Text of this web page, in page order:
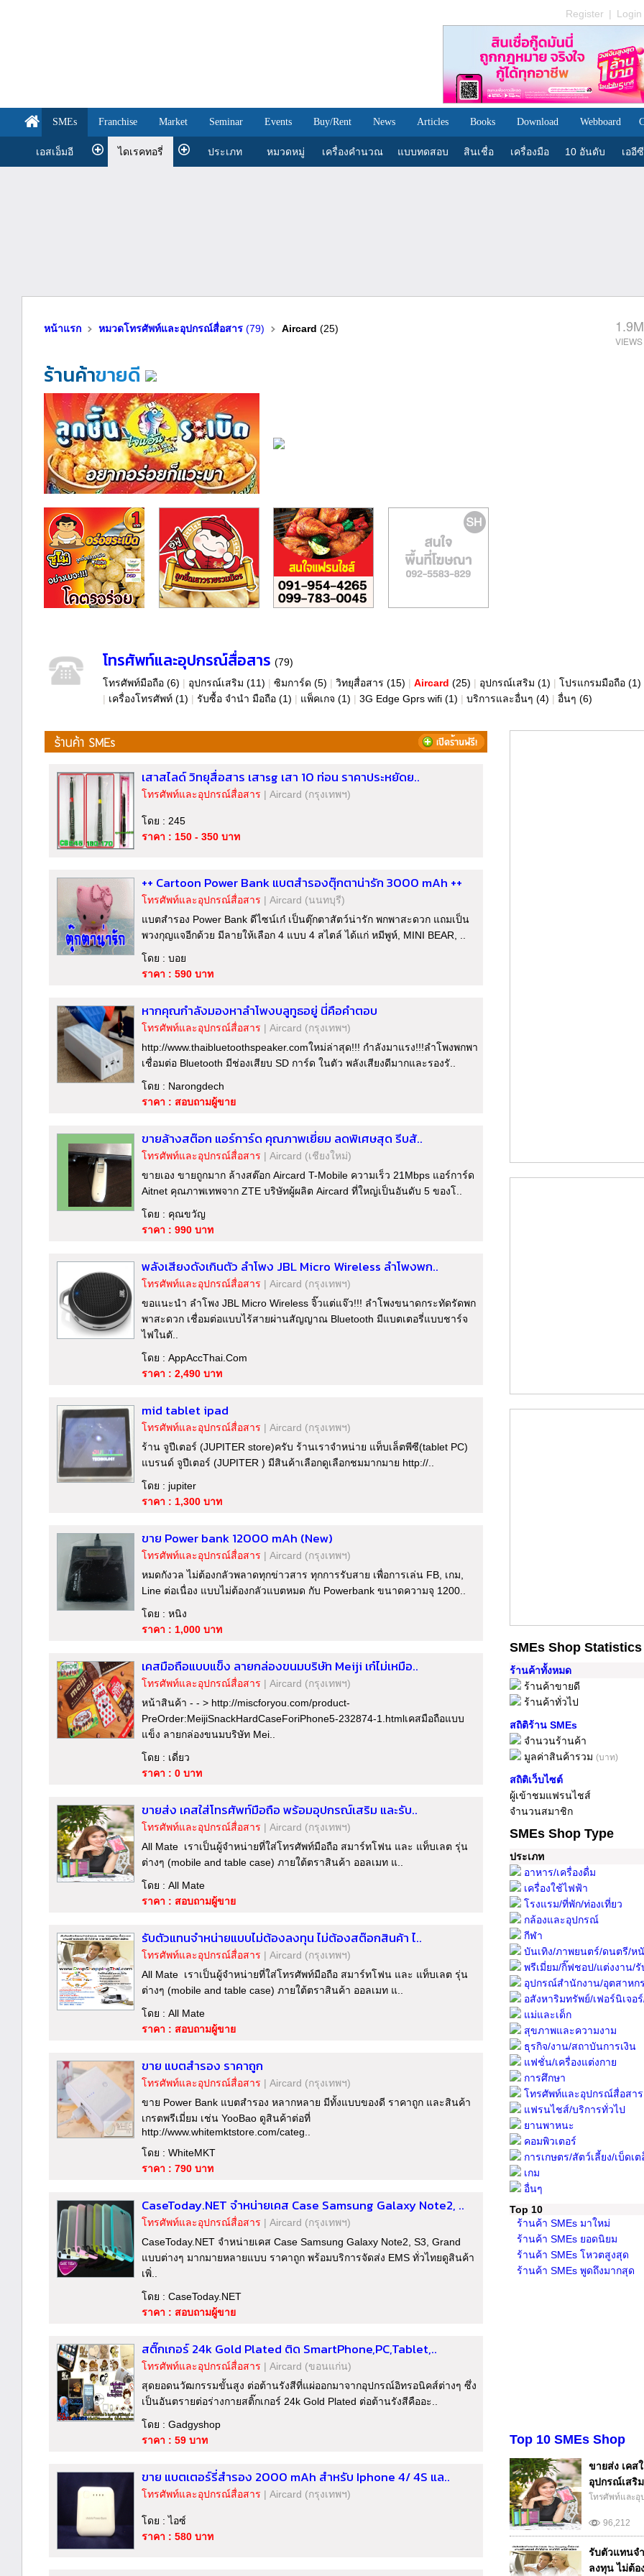
Register | Login
SMEs Franchise Market Seminar Events Buy/Rent News Articles Books Download Webboard
เอสเอ็มอี ไดเรคทอรี่ ประเภท หมวดหมู่ เครื่องคำนวณ แบบทดสอบ สินเชื่อ เครื่องมือ 10 อันดับ เออีซี
หน้าแรก หมวดโทรศัพท์และอุปกรณ์สื่อสาร (79) Aircard (25) 1.9M
ร้านค้าขายดี
โทรศัพท์และอุปกรณ์สื่อสาร (79)
โทรศัพท์มือถือ (6) | อุปกรณ์เสริม (11) | ซิมการ์ด (5) | วิทยุสื่อสาร (15) | Aircard (25) | อุปกรณ์เสริม (1) | โปรแกรมมือถือ (1)
| เครื่องโทรศัพท์ (1) | รับซื้อ จำนำ มือถือ (1) | แพ็คเกจ (1) | 3G Edge Gprs wifi (1) | บริการและอื่นๆ (4) | อื่นๆ (6)
เสาสไลด์ วิทยุสื่อสาร เสาsg เสา 10 ท่อน ราคาประหยัดย..
โทรศัพท์และอุปกรณ์สื่อสาร | Aircard (กรุงเทพฯ)
โดย : 245
ราคา : 150 - 350 บาท
++ Cartoon Power Bank แบตสำรองตุ๊กตาน่ารัก 3000 mAh ++
โทรศัพท์และอุปกรณ์สื่อสาร | Aircard (นนทบุรี)
แบตสำรอง Power Bank ดีไซน์เก๋ เป็นตุ๊กตาสัตว์น่ารัก พกพาสะดวก แถมเป็น
พวงกุญแจอีกด้วย มีลายให้เลือก 4 แบบ 4 สไตล์ ได้แก่ หมีพูห์, MINI BEAR, ..
โดย : บอย
ราคา : 590 บาท
หากคุณกำลังมองหาลำโพงบลูทูธอยู่ นี่คือคำตอบ
โทรศัพท์และอุปกรณ์สื่อสาร | Aircard (กรุงเทพฯ)
http://www.thaibluetoothspeaker.comใหม่ล่าสุด!!! กำลังมาแรง!!!ลำโพงพกพา
เชื่อมต่อ Bluetooth มีช่องเสียบ SD การ์ด ในตัว พลังเสียงดีมากและรองรั..
โดย : Narongdech
ราคา : สอบถามผู้ขาย
ขายล้างสต๊อก แอร์การ์ด คุณภาพเยี่ยม ลดพิเศษสุด รีบสั..
โทรศัพท์และอุปกรณ์สื่อสาร | Aircard (เชียงใหม่)
ขายเอง ขายถูกมาก ล้างสต๊อก Aircard T-Mobile ความเร็ว 21Mbps แอร์การ์ด
Aitnet คุณภาพเทพจาก ZTE บริษัทผู้ผลิต Aircard ที่ใหญ่เป็นอันดับ 5 ของโ..
โดย : คุณขวัญ
ราคา : 990 บาท
พลังเสียงดังเกินตัว ลำโพง JBL Micro Wireless ลำโพงพก..
โทรศัพท์และอุปกรณ์สื่อสาร | Aircard (กรุงเทพฯ)
ขอแนะนำ ลำโพง JBL Micro Wireless จิ๊วแต่แจ๊ว!!! ลำโพงขนาดกระทัดรัดพก
พาสะดวก เชื่อมต่อแบบไร้สายผ่านสัญญาณ Bluetooth มีแบตเตอรี่แบบชาร์จ
ไฟในตั..
โดย : AppAccThai.Com
ราคา : 2,490 บาท
mid tablet ipad
โทรศัพท์และอุปกรณ์สื่อสาร | Aircard (กรุงเทพฯ)
ร้าน จูปีเตอร์ (JUPITER store)ครับ ร้านเราจำหน่าย แท็บเล็ตพีซี(tablet PC)
แบรนด์ จูปีเตอร์ (JUPITER ) มีสินค้าเลือกดูเลือกชมมากมาย http://..
โดย : jupiter
ราคา : 1,300 บาท
ขาย Power bank 12000 mAh (New)
โทรศัพท์และอุปกรณ์สื่อสาร | Aircard (กรุงเทพฯ)
หมดกังวล ไม่ต้องกลัวพลาดทุกข่าวสาร ทุกการรับสาย เพื่อการเล่น FB, เกม,
Line ต่อเนื่อง แบบไม่ต้องกลัวแบตหมด กับ Powerbank ขนาดความจุ 1200..
โดย : หนิง
ราคา : 1,000 บาท
เคสมือถือแบบแข็ง ลายกล่องขนมบริษัท Meiji เก๋ไม่เหมือ..
โทรศัพท์และอุปกรณ์สื่อสาร | Aircard (กรุงเทพฯ)
หน้าสินค้า - - > http://miscforyou.com/product-
PreOrder:MeijiSnackHardCaseForiPhone5-232874-1.htmlเคสมือถือแบบ
แข็ง ลายกล่องขนมบริษัท Mei..
โดย : เดี่ยว
ราคา : 0 บาท
ขายส่ง เคสใส่โทรศัพท์มือถือ พร้อมอุปกรณ์เสริม และรับ..
โทรศัพท์และอุปกรณ์สื่อสาร | Aircard (กรุงเทพฯ)
All Mate เราเป็นผู้จำหน่ายที่ใส่โทรศัพท์มือถือ สมาร์ทโฟน และ แท็บเลต รุ่น
ต่างๆ (mobile and table case) ภายใต้ตราสินค้า ออลเมท แ..
โดย : All Mate
ราคา : สอบถามผู้ขาย
รับตัวแทนจำหน่ายแบบไม่ต้องลงทุน ไม่ต้องสต๊อกสินค้า ไ..
โทรศัพท์และอุปกรณ์สื่อสาร | Aircard (กรุงเทพฯ)
All Mate เราเป็นผู้จำหน่ายที่ใส่โทรศัพท์มือถือ สมาร์ทโฟน และ แท็บเลต รุ่น
ต่างๆ (mobile and table case) ภายใต้ตราสินค้า ออลเมท แ..
โดย : All Mate
ราคา : สอบถามผู้ขาย
ขาย แบตสำรอง ราคาถูก
โทรศัพท์และอุปกรณ์สื่อสาร | Aircard (กรุงเทพฯ)
ขาย Power Bank แบตสำรอง หลากหลาย มีทั้งแบบของดี ราคาถูก และสินค้า
เกรตพรีเมี่ยม เช่น YooBao ดูสินค้าต่อที่
http://www.whitemktstore.com/categ..
โดย : WhiteMKT
ราคา : 790 บาท
CaseToday.NET จำหน่ายเคส Case Samsung Galaxy Note2, ..
โทรศัพท์และอุปกรณ์สื่อสาร | Aircard (กรุงเทพฯ)
CaseToday.NET จำหน่ายเคส Case Samsung Galaxy Note2, S3, Grand
แบบต่างๆ มากมายหลายแบบ ราคาถูก พร้อมบริการจัดส่ง EMS ทั่วไทยดูสินค้า
เพิ่..
โดย : CaseToday.NET
ราคา : สอบถามผู้ขาย
สติ๊กเกอร์ 24k Gold Plated ติด SmartPhone,PC,Tablet,..
โทรศัพท์และอุปกรณ์สื่อสาร | Aircard (ขอนแก่น)
สุดยอดนวัฒกรรมขั้นสูง ต่อต้านรังสีที่แผ่ออกมาจากอุปกรณ์อิทรอนิคส์ต่างๆ ซึ่ง
เป็นอันตรายต่อร่างกายสติ๊กเกอร์ 24k Gold Plated ต่อต้านรังสีคืออะ..
โดย : Gadgyshop
ราคา : 59 บาท
ขาย แบตเตอร์รี่สำรอง 2000 mAh สำหรับ Iphone 4/ 4S แล..
โทรศัพท์และอุปกรณ์สื่อสาร | Aircard (กรุงเทพฯ)
โดย : ไอซ์
ราคา : 580 บาท
SMEs Shop Statistics
ร้านค้าทั้งหมด
ร้านค้าขายดี
ร้านค้าทั่วไป
สถิติร้าน SMEs
จำนวนร้านค้า
มูลค่าสินค้ารวม (บาท)
สถิติเว็บไซต์
ผู้เข้าชมแฟรนไชส์
จำนวนสมาชิก
SMEs Shop Type
ประเภท
อาหาร/เครื่องดื่ม
เครื่องใช้ไฟฟ้า
โรงแรม/ที่พัก/ท่องเที่ยว
กล้องและอุปกรณ์
กีฬา
บันเทิง/ภาพยนตร์/ดนตรี/ห
พรีเมี่ยม/กิ๊ฟชอป/แต่งงาน/รั
อุปกรณ์สำนักงาน/อุตสาหก
อสังหาริมทรัพย์/เฟอร์นิเจอร์
แม่และเด็ก
สุขภาพและความงาม
ธุรกิจ/งาน/สถาบันการเงิน
แฟชั่น/เครื่องแต่งกาย
การศึกษา
โทรศัพท์และอุปกรณ์สื่อสาร
แฟรนไชส์/บริการทั่วไป
ยานพาหนะ
คอมพิวเตอร์
การเกษตร/สัตว์เลี้ยง/เบ็ดเ
เกม
อื่นๆ
Top 10
ร้านค้า SMEs มาใหม่
ร้านค้า SMEs ยอดนิยม
ร้านค้า SMEs โหวตสูงสุด
ร้านค้า SMEs พูดถึงมากสุด
Top 10 SMEs Shop
96,212
ขายส่ง เคส
อุปกรณ์เสริ
โทรศัพท์และอุ
รับตัวแทนจ
ลงทุน ไม่ต้อ